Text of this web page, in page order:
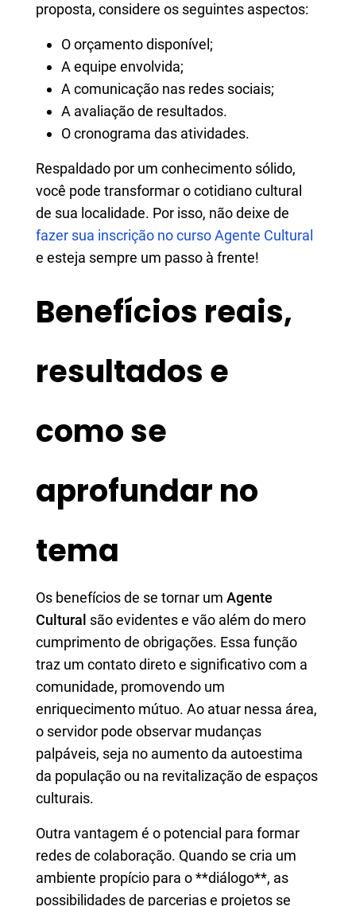
proposta, considere os seguintes aspectos:
O orçamento disponível;
A equipe envolvida;
A comunicação nas redes sociais;
A avaliação de resultados.
O cronograma das atividades.
Respaldado por um conhecimento sólido,
você pode transformar o cotidiano cultural
de sua localidade. Por isso, não deixe de
fazer sua inscrição no curso Agente Cultural
e esteja sempre um passo à frente!
Benefícios reais,
resultados e
como se
aprofundar no
tema
Os benefícios de se tornar um Agente
Cultural são evidentes e vão além do mero
cumprimento de obrigações. Essa função
traz um contato direto e significativo com a
comunidade, promovendo um
enriquecimento mútuo. Ao atuar nessa área,
o servidor pode observar mudanças
palpáveis, seja no aumento da autoestima
da população ou na revitalização de espaços
culturais.
Outra vantagem é o potencial para formar
redes de colaboração. Quando se cria um
ambiente propício para o **diálogo**, as
possibilidades de parcerias e projetos se